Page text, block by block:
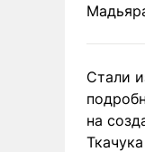
Стали
на
Ткачука